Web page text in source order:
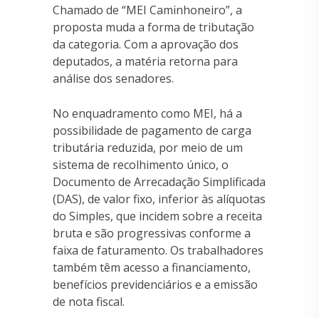
Chamado de “MEI Caminhoneiro”, a
proposta muda a forma de tributação
da categoria. Com a aprovação dos
deputados, a matéria retorna para
análise dos senadores.
No enquadramento como MEI, há a
possibilidade de pagamento de carga
tributária reduzida, por meio de um
sistema de recolhimento único, o
Documento de Arrecadação Simplificada
(DAS), de valor fixo, inferior às alíquotas
do Simples, que incidem sobre a receita
bruta e são progressivas conforme a
faixa de faturamento. Os trabalhadores
também têm acesso a financiamento,
benefícios previdenciários e a emissão
de nota fiscal.